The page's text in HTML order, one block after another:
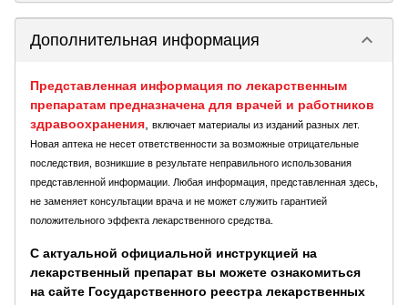
Дополнительная информация keyboard_arrow_down
Представленная информация по лекарственным
препаратам предназначена для врачей и работников
здравоохранения
включает материалы из изданий разных лет.
Новая аптека не несет ответственности за возможные отрицательные
последствия, возникшие в результате неправильного использования
представленной информации. Любая информация, представленная здесь,
не заменяет консультации врача и не может служить гарантией
положительного эффекта лекарственного средства.
С актуальной официальной инструкцией на
лекарственный препарат вы можете ознакомиться
на сайте Государственного реестра лекарственных